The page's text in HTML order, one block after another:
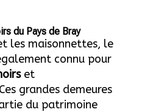
du Pays de Bray
les maisonnettes, le
connu pour
et
grandes demeures
du patrimoine